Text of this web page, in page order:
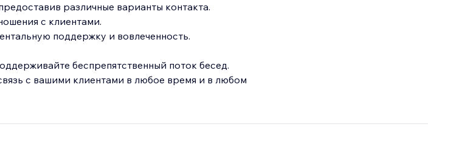
различные варианты контакта.
с клиентами.
поддержку и вовлеченность.
беспрепятственный поток бесед.
с вашими клиентами в любое время и в любом